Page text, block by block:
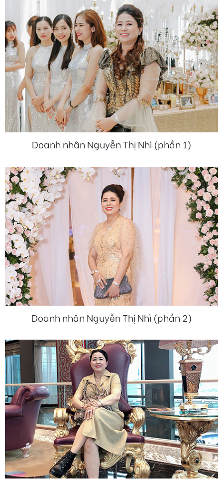
Doanh nhân Nguyễn Thị Nhì (phần 1)
Doanh nhân Nguyễn Thị Nhì (phần 2)